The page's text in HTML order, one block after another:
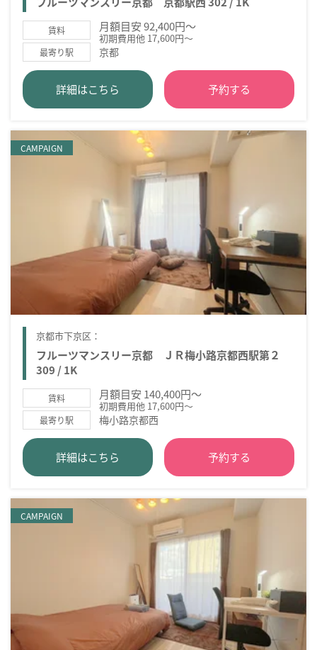
賃料 月額目安 92,400円～
初期費用他 17,600円～
最寄り駅 京都
詳細はこちら 予約する
CAMPAIGN
京都市下京区：
フルーツマンスリー京都 ＪＲ梅小路京都西駅第２
309 / 1K
賃料 月額目安 140,400円～
初期費用他 17,600円～
最寄り駅 梅小路京都西
詳細はこちら 予約する
CAMPAIGN